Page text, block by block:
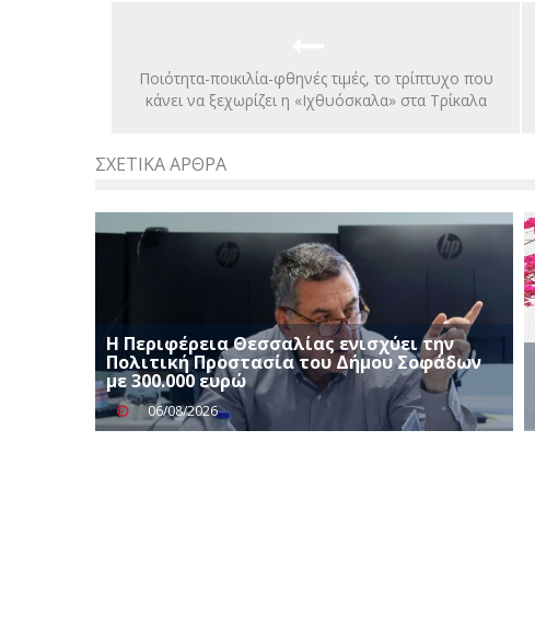
Ποιότητα-ποικιλία-φθηνές τιμές, το τρίπτυχο που
κάνει να ξεχωρίζει η «Ιχθυόσκαλα» στα Τρίκαλα
ΣΧΕΤΙΚΆ ΆΡΘΡΑ
Η Περιφέρεια Θεσσαλίας ενισχύει την
Πολιτική Προστασία του Δήμου Σοφάδων
με 300.000 ευρώ
06/08/2026